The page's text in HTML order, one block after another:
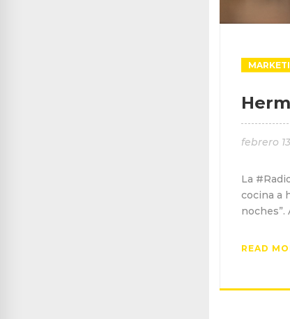
febrero
La
cocina a
READ